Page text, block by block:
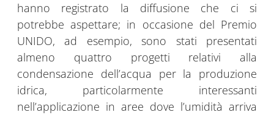
hanno registrato la diffusione che ci si
potrebbe aspettare; in occasione del Premio
UNIDO, ad esempio, sono stati presentati
almeno quattro progetti relativi alla
condensazione dell’acqua per la produzione
idrica, particolarmente interessanti
nell’applicazione in aree dove l’umidità arriva